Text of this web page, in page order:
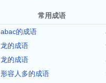
常用成语
abac的成语
龙的成语
龙的成语
形容人多的成语